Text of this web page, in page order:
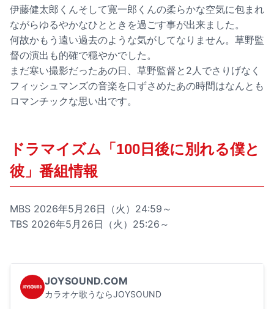
伊藤健太郎くんそして寛一郎くんの柔らかな空気に包まれ
ながらゆるやかなひとときを過ごす事が出来ました。
何故かもう遠い過去のような気がしてなりません。草野監
督の演出も的確で穏やかでした。
まだ寒い撮影だったあの日、草野監督と2人でさりげなく
フィッシュマンズの音楽を口ずさめたあの時間はなんとも
ロマンチックな思い出です。
ドラマイズム「100日後に別れる僕と
彼」番組情報
MBS 2026年5月26日（火）24:59～
TBS 2026年5月26日（火）25:26～
JOYSOUND.COM
カラオケ歌うならJOYSOUND